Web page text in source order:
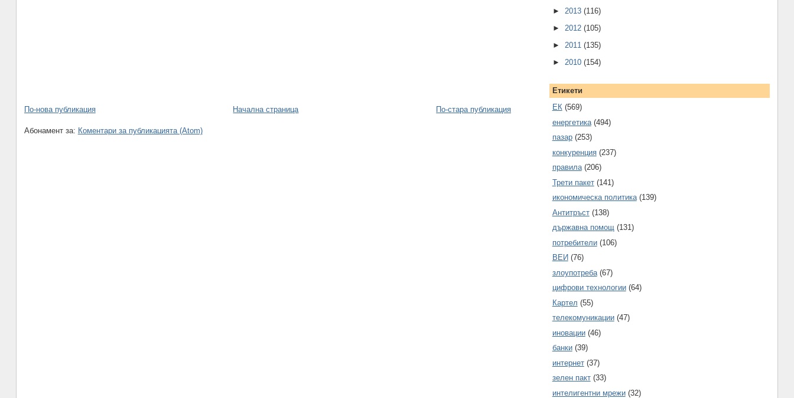
По-нова публикация По-стара публикация
Начална страница
Абонамент за: Коментари за публикацията (Atom)
► 2013 (116)
► 2012 (105)
► 2011 (135)
► 2010 (154)
Етикети
ЕК (569)
енергетика (494)
пазар (253)
конкуренция (237)
правила (206)
Трети пакет (141)
икономическа политика (139)
Антитръст (138)
държавна помощ (131)
потребители (106)
ВЕИ (76)
злоупотреба (67)
цифрови технологии (64)
Картел (55)
телекомуникации (47)
иновации (46)
банки (39)
интернет (37)
зелен пакт (33)
интелигентни мрежи (32)